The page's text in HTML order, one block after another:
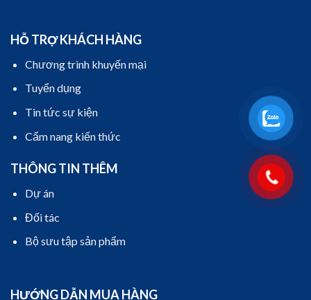
HỖ TRỢ KHÁCH HÀNG
Chương trình khuyến mại
Tuyển dụng
Tin tức sự kiện
Cẩm nang kiến thức
THÔNG TIN THÊM
Dự án
Đối tác
Bộ sưu tập sản phẩm
HƯỚNG DẪN MUA HÀNG